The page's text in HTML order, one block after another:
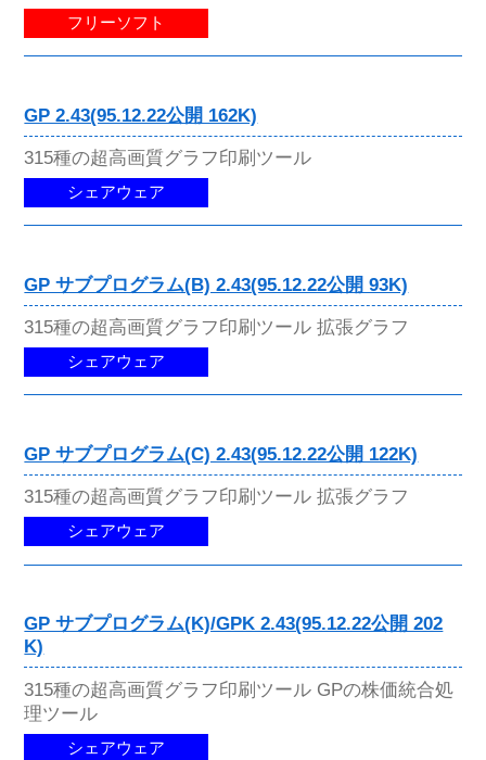
フリーソフト
GP 2.43(95.12.22公開 162K)
315種の超高画質グラフ印刷ツール
シェアウェア
GP サブプログラム(B) 2.43(95.12.22公開 93K)
315種の超高画質グラフ印刷ツール 拡張グラフ
シェアウェア
GP サブプログラム(C) 2.43(95.12.22公開 122K)
315種の超高画質グラフ印刷ツール 拡張グラフ
シェアウェア
GP サブプログラム(K)/GPK 2.43(95.12.22公開 202
K)
315種の超高画質グラフ印刷ツール GPの株価統合処
理ツール
シェアウェア